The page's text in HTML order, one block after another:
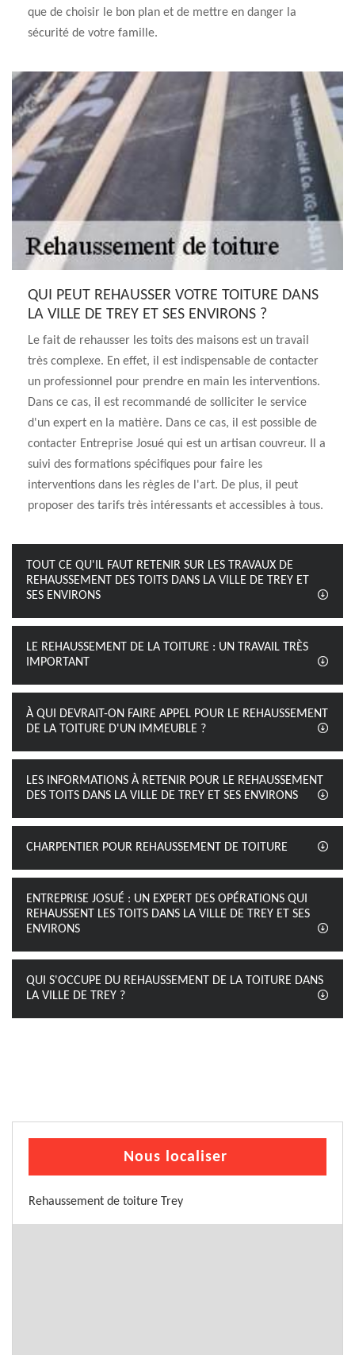
que de choisir le bon plan et de mettre en danger la
sécurité de votre famille.
QUI PEUT REHAUSSER VOTRE TOITURE DANS
LA VILLE DE TREY ET SES ENVIRONS ?
Le fait de rehausser les toits des maisons est un travail
très complexe. En effet, il est indispensable de contacter
un professionnel pour prendre en main les interventions.
Dans ce cas, il est recommandé de solliciter le service
d'un expert en la matière. Dans ce cas, il est possible de
contacter Entreprise Josué qui est un artisan couvreur. Il a
suivi des formations spécifiques pour faire les
interventions dans les règles de l'art. De plus, il peut
proposer des tarifs très intéressants et accessibles à tous.
TOUT CE QU'IL FAUT RETENIR SUR LES TRAVAUX DE
REHAUSSEMENT DES TOITS DANS LA VILLE DE TREY ET
SES ENVIRONS
LE REHAUSSEMENT DE LA TOITURE : UN TRAVAIL TRÈS
IMPORTANT
À QUI DEVRAIT-ON FAIRE APPEL POUR LE REHAUSSEMENT
DE LA TOITURE D'UN IMMEUBLE ?
LES INFORMATIONS À RETENIR POUR LE REHAUSSEMENT
DES TOITS DANS LA VILLE DE TREY ET SES ENVIRONS
CHARPENTIER POUR REHAUSSEMENT DE TOITURE
ENTREPRISE JOSUÉ : UN EXPERT DES OPÉRATIONS QUI
REHAUSSENT LES TOITS DANS LA VILLE DE TREY ET SES
ENVIRONS
QUI S'OCCUPE DU REHAUSSEMENT DE LA TOITURE DANS
LA VILLE DE TREY ?
Nous localiser
Rehaussement de toiture Trey